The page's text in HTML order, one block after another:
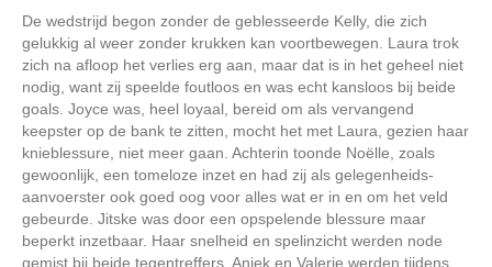
De wedstrijd begon zonder de geblesseerde Kelly, die zich
gelukkig al weer zonder krukken kan voortbewegen. Laura trok
zich na afloop het verlies erg aan, maar dat is in het geheel niet
nodig, want zij speelde foutloos en was echt kansloos bij beide
goals. Joyce was, heel loyaal, bereid om als vervangend
keepster op de bank te zitten, mocht het met Laura, gezien haar
knieblessure, niet meer gaan. Achterin toonde Noëlle, zoals
gewoonlijk, een tomeloze inzet en had zij als gelegenheids-
aanvoerster ook goed oog voor alles wat er in en om het veld
gebeurde. Jitske was door een opspelende blessure maar
beperkt inzetbaar. Haar snelheid en spelinzicht werden node
gemist bij beide tegentreffers. Aniek en Valerie werden tijdens